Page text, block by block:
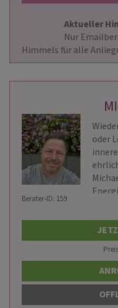
Aktueller
oder
Berater-ID: 159